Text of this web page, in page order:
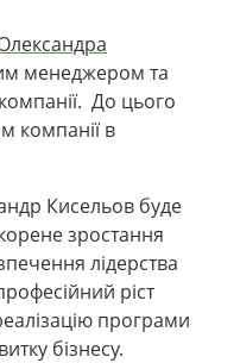
менеджером та
До цього
компанії в
Кисельов буде
зростання
лідерства
ріст
програми
бізнесу.